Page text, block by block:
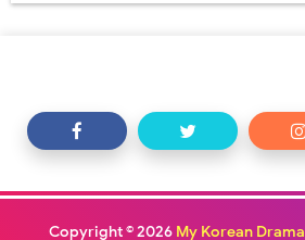
Copyright ©2026 My Korean Drama